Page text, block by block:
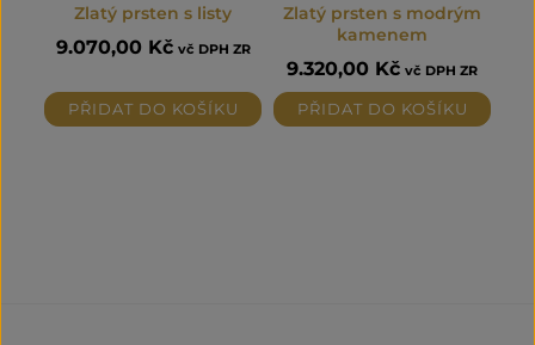
Zlatý prsten s listy
9.070,00 Kč vč DPH ZR
PŘIDAT DO KOŠÍKU
Zlatý prsten s modrým
kamenem
9.320,00 Kč vč DPH ZR
PŘIDAT DO KOŠÍKU